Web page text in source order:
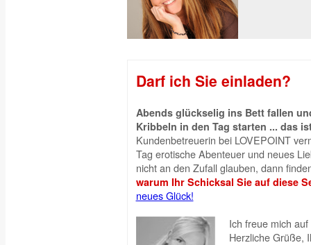
Darf ich Sie einladen?
Abends glückselig ins Bett fallen
Kribbeln in den Tag starten ... das
Kundenbetreuerin bei LOVEPOINT
Tag erotische Abenteuer und neues
nicht an den Zufall glauben, dann
warum Ihr Schicksal Sie auf diese
neues Glück!
Ich freue mich auf
Herzliche Grüße,